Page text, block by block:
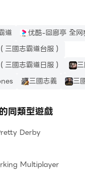
道
优酷-回廊亭 全网
三國志霸道台服）
三國志霸道日服）
三國志義 三
同類型遊戲
Derby
Multiplayer